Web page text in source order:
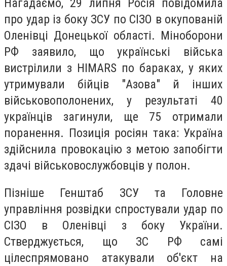
Нагадаємо, 29 липня Росія повідомила
про удар із боку ЗСУ по СІЗО в окупованій
Оленівці Донецької області. Міноборони
РФ заявило, що українські війська
вистрілили з HIMARS по бараках, у яких
утримували бійців "Азова" й інших
військовополонених, у результаті 40
українців загинули, ще 75 отримали
поранення. Позиція росіян така: Україна
здійснила провокацію з метою запобігти
здачі військовослужбовців у полон.
Пізніше Генштаб ЗСУ та Головне
управління розвідки спростували удар по
СІЗО в Оленівці з боку України.
Стверджується, що ЗС РФ самі
цілеспрямовано атакували об'єкт на